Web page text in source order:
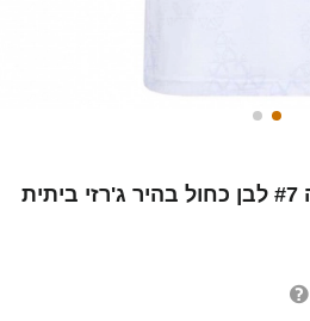
נשים ישראל ירדן שועה #7 לבן כחול בהיר ג'רזי ביתית